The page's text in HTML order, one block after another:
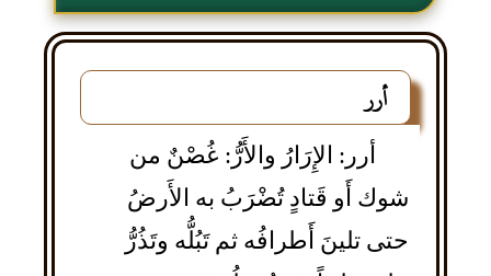
أرر
أرر: الإِرَارُ والأَرُّ: غُصْنٌ من
شوك أَو قَتادٍ تُضْرَبُ به الأَرضُ
حتى تلينَ أَطرافُه ثم تَبُلُّه وتَذُرُّ